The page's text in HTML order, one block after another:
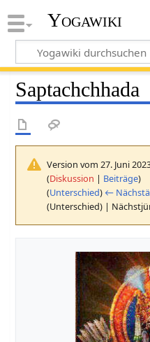
Yogawiki
Saptachchhada
Version vom 27. Juni
(Diskussion | Beiträge)
(Unterschied) ←
(Unterschied) |